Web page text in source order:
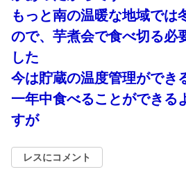
もっと南の温暖な地域では
ので、芋煮会で食べ切る必
した
今は貯蔵の温度管理ができ
一年中食べることができる
すが
レスにコメント